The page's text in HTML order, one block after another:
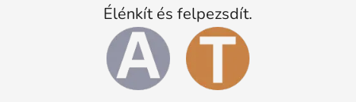
Élénkít és felpezsdít.